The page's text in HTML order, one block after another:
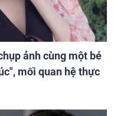
ảnh cùng một bé
mối quan hệ thực